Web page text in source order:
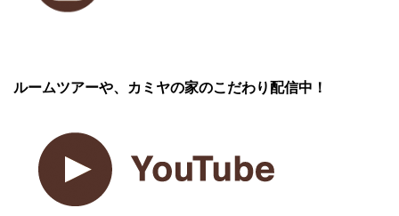
ルームツアーや、カミヤの家のこだわり配信中！